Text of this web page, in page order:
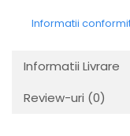
Informatii
Informatii Livrare
Review-uri (0)